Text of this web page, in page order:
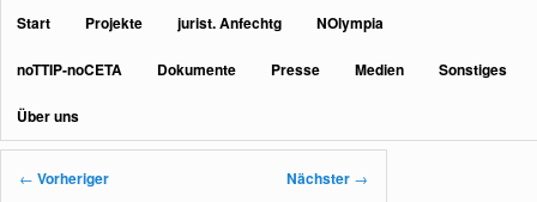
Hauptmenü
Start Projekte jurist. Anfechtg NOlympia
noTTIP-noCETA Dokumente Presse Medien Sonstiges
Über uns
Beitragsnavigation
← Vorheriger Nächster →